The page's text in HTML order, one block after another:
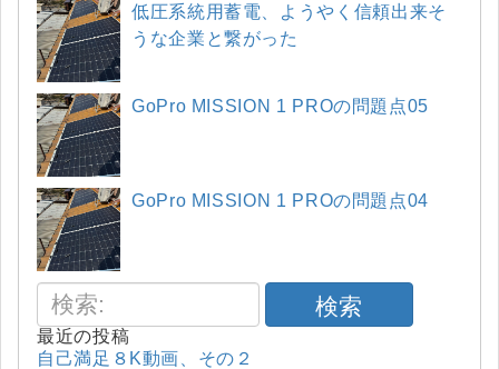
低圧系統用蓄電、ようやく信頼出来そ
うな企業と繋がった
GoPro MISSION 1 PROの問題点05
GoPro MISSION 1 PROの問題点04
検索
最近の投稿
自己満足８K動画、その２